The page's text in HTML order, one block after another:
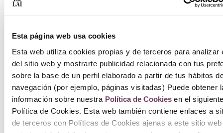
Esta página web usa cookies
Esta web utiliza cookies propias y de terceros para analizar
del sitio web y mostrarte publicidad relacionada con tus
sobre la base de un perfil elaborado a partir de tus hábitos
navegación (por ejemplo, páginas visitadas) Puede obtener
información sobre nuestra Política de Cookiesen el
Política de Cookies. Esta web también contiene enlaces a
de terceros con Políticas de Cookies ajenas a este sitio web